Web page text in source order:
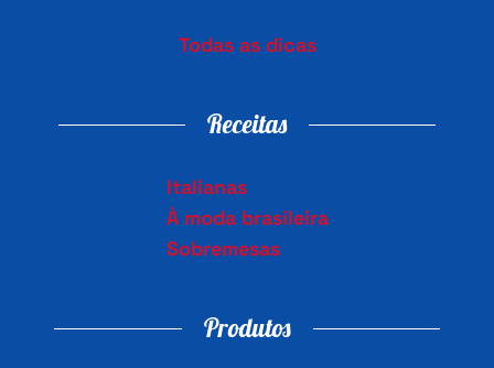
Todas as dicas
Receitas
Italianas
À moda brasileira
Sobremesas
Produtos